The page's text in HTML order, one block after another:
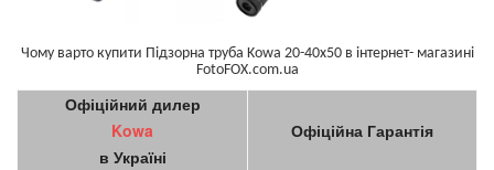
Чому варто купити Підзорна труба Kowa 20-40x50 в інтернет- магазині
FotoFOX.com.ua
Офіційний дилер
Kowa
в Україні
Офіційна Гарантія